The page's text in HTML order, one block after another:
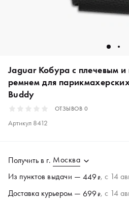
Jaguar Кобура с плечевым
ремнем для
Buddy
ОТЗЫВОВ 0
Артикул 8412
Получить в г. Москва
Из пунктов выдачи — 449₽, c 14
Доставка курьером — 699₽, c 14